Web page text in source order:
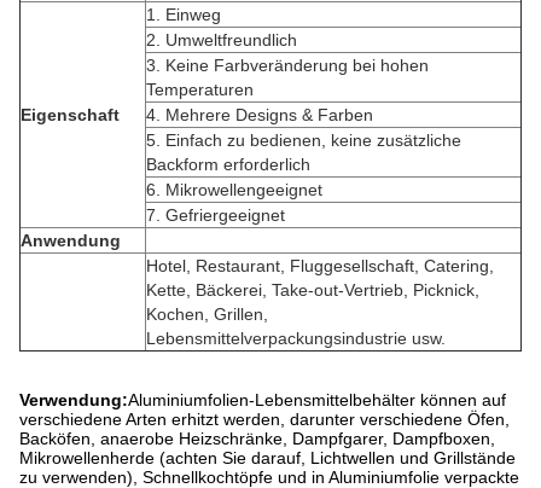
Eigenschaft
1. Einweg
2. Umweltfreundlich
3. Keine Farbveränderung bei hohen
Temperaturen
4. Mehrere Designs & Farben
5. Einfach zu bedienen, keine zusätzliche
Backform erforderlich
6. Mikrowellengeeignet
7. Gefriergeeignet
Anwendung
Hotel, Restaurant, Fluggesellschaft, Catering,
Kette, Bäckerei, Take-out-Vertrieb, Picknick,
Kochen, Grillen,
Lebensmittelverpackungsindustrie usw.
Verwendung:Aluminiumfolien-Lebensmittelbehälter können auf
verschiedene Arten erhitzt werden, darunter verschiedene Öfen,
Backöfen, anaerobe Heizschränke, Dampfgarer, Dampfboxen,
Mikrowellenherde (achten Sie darauf, Lichtwellen und Grillstände
zu verwenden), Schnellkochtöpfe und in Aluminiumfolie verpackte